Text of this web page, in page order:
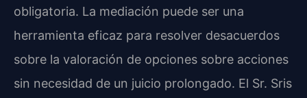
obligatoria. La mediación puede ser una
herramienta eficaz para resolver desacuerdos
sobre la valoración de opciones sobre acciones
sin necesidad de un juicio prolongado. El Sr. Sris